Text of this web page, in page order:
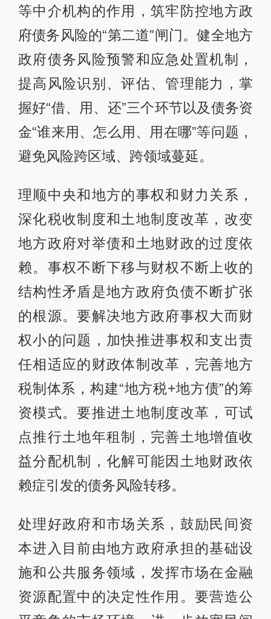
等中介机构的作用，筑牢防控地方政
府债务风险的“第二道”闸门。健全地方
政府债务风险预警和应急处置机制，
提高风险识别、评估、管理能力，掌
握好“借、用、还”三个环节以及债务资
金“谁来用、怎么用、用在哪”等问题，
避免风险跨区域、跨领域蔓延。
理顺中央和地方的事权和财力关系，
深化税收制度和土地制度改革，改变
地方政府对举债和土地财政的过度依
赖。事权不断下移与财权不断上收的
结构性矛盾是地方政府负债不断扩张
的根源。要解决地方政府事权大而财
权小的问题，加快推进事权和支出责
任相适应的财政体制改革，完善地方
税制体系，构建“地方税+地方债”的筹
资模式。要推进土地制度改革，可试
点推行土地年租制，完善土地增值收
益分配机制，化解可能因土地财政依
赖症引发的债务风险转移。
处理好政府和市场关系，鼓励民间资
本进入目前由地方政府承担的基础设
施和公共服务领域，发挥市场在金融
资源配置中的决定性作用。要营造公